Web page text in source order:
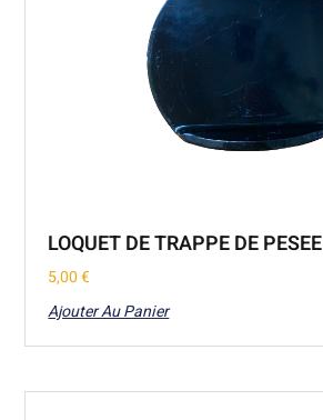
LOQUET DE TRAPPE DE PESEE
5,00€
Ajouter Au Panier